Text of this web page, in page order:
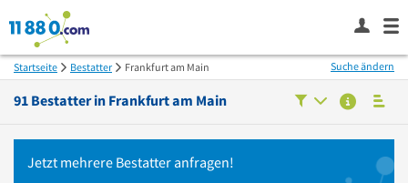
Startseite Bestatter Frankfurt am Main
91 Bestatter in Frankfurt am Main
Suche ändern
Jetzt mehrere Bestatter anfragen!